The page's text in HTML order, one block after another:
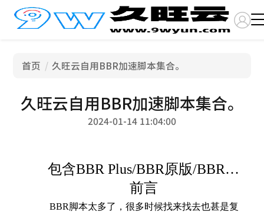
首页 久旺云自用BBR加速脚本集合。
久旺云自用BBR加速脚本集合。
2024-01-14 11:04:00
包含BBR Plus/BBR原版/BBR魔改版，开启自带BBR加速，BBR四合一脚本等。
前言
BBR脚本太多了，很多时候找来找去也甚是复